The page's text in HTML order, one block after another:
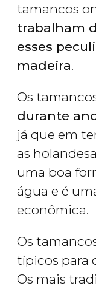
tamancos
trabalham
esses
madeira.
Os
durante
já que em
as
uma boa
água e é
econômica.
Os
típicos para
Os mais